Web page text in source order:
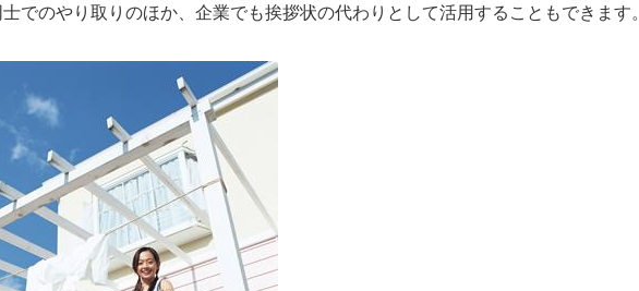
でのやり取りのほか、企業でも挨拶状の代わりとして活用することもできます。